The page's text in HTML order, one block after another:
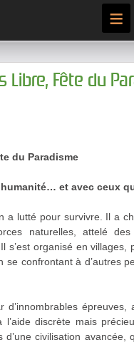
≡
Libre, Fête du
du Paradisme
et avec ceux
a lutté pour survivre. Il a
naturelles, attelé des
s’est organisé en villages,
confrontant à d’autres
d’innombrables
discrète mais
civilisation avancée,